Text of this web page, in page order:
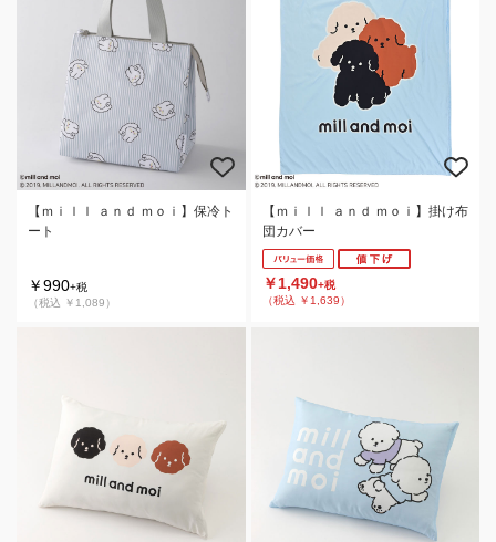
【ｍｉｌｌ ａｎｄ ｍｏｉ】保冷ト
ート
￥990+税
（税込 ￥1,089）
【ｍｉｌｌ ａｎｄ ｍｏｉ】掛け布
団カバー
￥1,490+税
（税込 ￥1,639）